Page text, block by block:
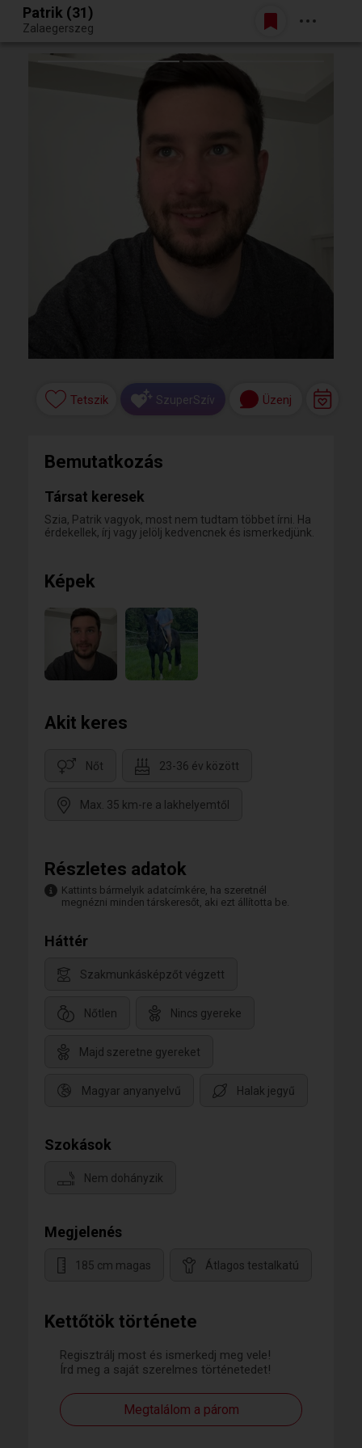
Egy jó randiból bármi lehet.
Belépés
Patrik (31)
Zalaegerszeg
Kettőtök története
Regisztrálj most és ismerkedj meg vele!
Írd meg a saját szerelmes történetedet!
Megtalálom a párom
Tetszik SzuperSzív Üzenj
Bemutatkozás
Társat keresek
Szia, Patrik vagyok, most nem tudtam többet írni. Ha
érdekellek, írj vagy jelölj kedvencnek és ismerkedjünk.
Képek
Akit keres
Nőt 23-36 év között
Max. 35 km-re a lakhelyemtől
Részletes adatok
Kattints bármelyik adatcímkére, ha szeretnél
megnézni minden társkeresőt, aki ezt állította be.
Háttér
Szakmunkásképzőt végzett
Nőtlen Nincs gyereke
Majd szeretne gyereket
Magyar anyanyelvű Halak jegyű
Szokások
Nem dohányzik
Megjelenés
185 cm magas Átlagos testalkatú